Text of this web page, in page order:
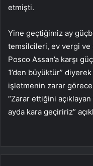
etmişti.
Yine geçtiğimiz ay
temsilcileri, ev vergi ve
Posco Assan’a karşı
1’den büyüktür”
işletmenin zarar
“Zarar ettiğini
ayda kara geçiririz”